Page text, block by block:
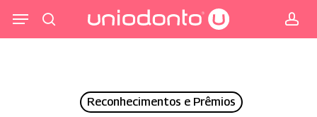
para
Menu
Reconhecimentos e Prêmios